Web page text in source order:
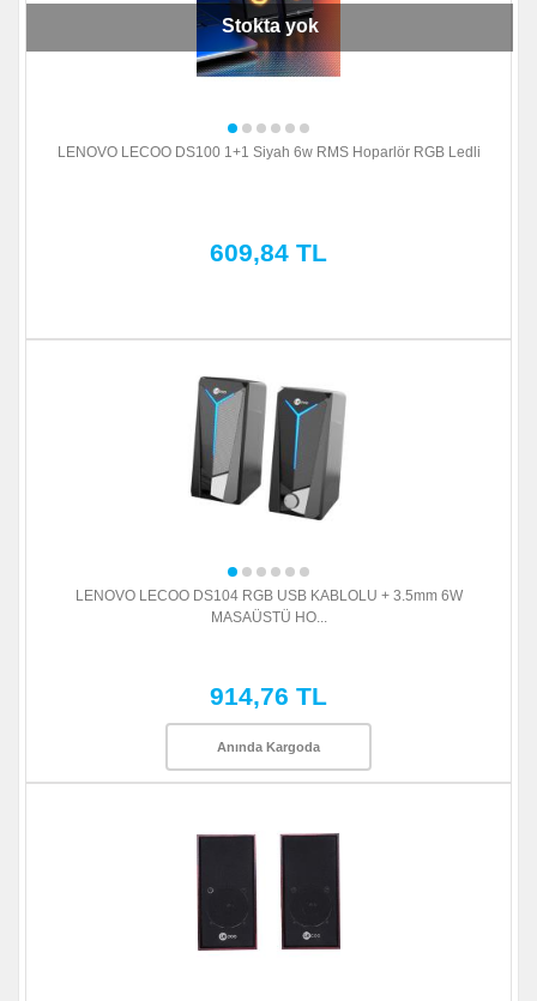
Stokta yok
LENOVO LECOO DS100 1+1 Siyah 6w RMS Hoparlör RGB Ledli
609,84 TL
LENOVO LECOO DS104 RGB USB KABLOLU + 3.5mm 6W
MASAÜSTÜ HO...
914,76 TL
Anında Kargoda